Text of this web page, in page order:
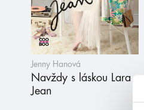
Jenny Hanová
Navždy s láskou Lara
Jean